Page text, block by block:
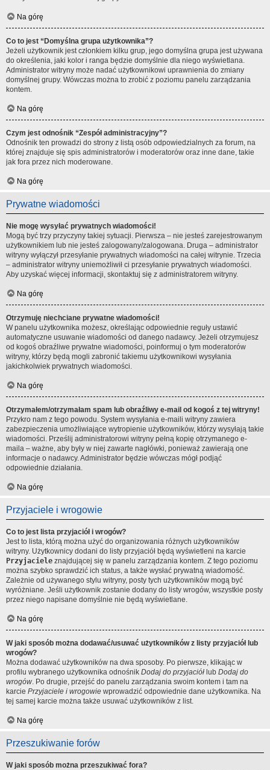
Na górę
Co to jest “Domyślna grupa użytkownika”?
Jeżeli użytkownik jest członkiem kilku grup, jego domyślna grupa jest używana
do określenia, jaki kolor i ranga będzie domyślnie dla niego wyświetlana.
Administrator witryny może nadać użytkownikowi uprawnienia do zmiany
domyślnej grupy. Wówczas można to zrobić z poziomu panelu zarządzania
kontem.
Na górę
Czym jest odnośnik “Zespół administracyjny”?
Odnośnik ten prowadzi do strony z listą osób odpowiedzialnych za forum, na
której znajduje się spis administratorów i moderatorów oraz inne dane, takie
jak fora przez nich moderowane.
Na górę
Prywatne wiadomości
Nie mogę wysyłać prywatnych wiadomości!
Mogą być trzy przyczyny takiej sytuacji. Pierwsza – nie jesteś zarejestrowanym
użytkownikiem lub nie jesteś zalogowany/zalogowana. Druga – administrator
witryny wyłączył przesyłanie prywatnych wiadomości na całej witrynie. Trzecia
– administrator witryny uniemożliwił ci przesyłanie prywatnych wiadomości.
Aby uzyskać więcej informacji, skontaktuj się z administratorem witryny.
Na górę
Otrzymuję niechciane prywatne wiadomości!
W panelu użytkownika możesz, określając odpowiednie reguły ustawić
automatyczne usuwanie wiadomości od danego nadawcy. Jeżeli otrzymujesz
od kogoś obraźliwe prywatne wiadomości, poinformuj o tym moderatorów
witryny, którzy będą mogli zabronić takiemu użytkownikowi wysyłania
jakichkolwiek prywatnych wiadomości.
Na górę
Otrzymałem/otrzymałam spam lub obraźliwy e-mail od kogoś z tej witryny!
Przykro nam z tego powodu. System wysyłania e-maili witryny zawiera
zabezpieczenia umożliwiające wytropienie użytkowników, którzy wysyłają takie
wiadomości. Prześlij administratorowi witryny pełną kopię otrzymanego e-
maila – ważne, aby były w niej zawarte nagłówki, ponieważ zawierają one
informacje o nadawcy. Administrator będzie wówczas mógł podjąć
odpowiednie działania.
Na górę
Przyjaciele i wrogowie
Co to jest lista przyjaciół i wrogów?
Jest to lista, którą można użyć do organizowania różnych użytkowników
witryny. Użytkownicy dodani do listy przyjaciół będą wyświetleni na karcie
Przyjaciele znajdującej się w panelu zarządzania kontem. Z tego poziomu
można szybko sprawdzić ich status, a także wysłać prywatną wiadomość.
Zależnie od używanego stylu witryny, posty tych użytkowników mogą być
wyróżniane. Jeśli użytkownik zostanie dodany do listy wrogów, wszystkie posty
przez niego napisane domyślnie nie będą wyświetlane.
Na górę
W jaki sposób można dodawać/usuwać użytkowników z listy przyjaciół lub
wrogów?
Można dodawać użytkowników na dwa sposoby. Po pierwsze, klikając w
profilu wybranego użytkownika odnośnik Dodaj do przyjaciół lub Dodaj do
wrogów. Po drugie, przejść do panelu zarządzania swoim kontem i tam na
karcie Przyjaciele i wrogowie wprowadzić odpowiednie dane użytkownika. Na
tej samej karcie można także usuwać użytkowników z list.
Na górę
Przeszukiwanie forów
W jaki sposób można przeszukiwać fora?